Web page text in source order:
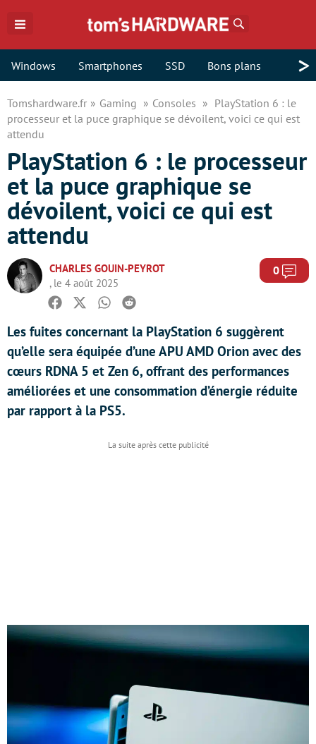
Windows Smartphones SSD Bons plans >
Tomshardware.fr Gaming Consoles
PlayStation 6 : le
processeur et la puce graphique se dévoilent, voici ce qui est
attendu
PlayStation 6 : le processeur
et la puce graphique se
dévoilent, voici ce qui est
attendu
CHARLES GOUIN-PEYROT
, le 4 août 2025
0
Facebook
TwitterWhatsapp
Reddit
Les fuites concernant la PlayStation 6 suggèrent
qu’elle sera équipée d’une APU AMD Orion avec des
cœurs RDNA 5 et Zen 6, offrant des performances
améliorées et une consommation d’énergie réduite
par rapport à la PS5.